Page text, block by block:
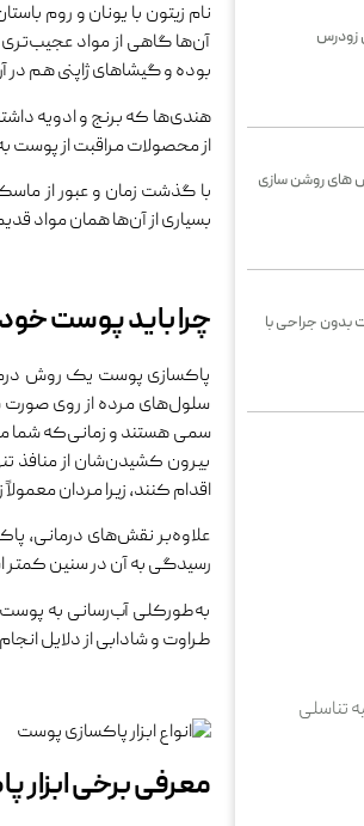
زودرس
های روشن سازی
بدون جراحی با
تناسلی
نام زیتون با یونان و روم
آن‌ها گاهی از مواد
بوده و گیشاهای ژاپنی هم
هندی‌ها که برنج و ادویه
از محصولات مراقبت از پوست
با گذشت زمان و عبور از
بسیاری از آن‌ها همان مواد
چرا باید پوست
پاکسازی پوست یک روش
سلول‌های مرده از روی
سمی هستند و زمانی‌که شما
بیرون کشیدن‌شان از منافذ
اقدام کنند، زیرا مردان
علاوه‌بر نقش‌های درمانی،
رسیدگی به آن در سنین کمتر
به‌طورکلی آب‌رسانی به
طراوت و شادابی از دلایل
معرفی برخی